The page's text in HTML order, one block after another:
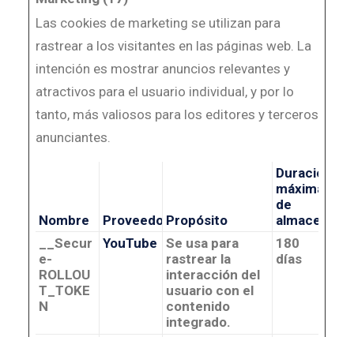
Las cookies de marketing se utilizan para
rastrear a los visitantes en las páginas web. La
intención es mostrar anuncios relevantes y
atractivos para el usuario individual, y por lo
tanto, más valiosos para los editores y terceros
anunciantes.
Nombre ProveedorPropósito
Duración
máxima
de
__Secur
e-
ROLLOU
T_TOKE
N
YouTube Se usa para
rastrear la
interacción del
usuario con el
contenido
integrado.
180
días